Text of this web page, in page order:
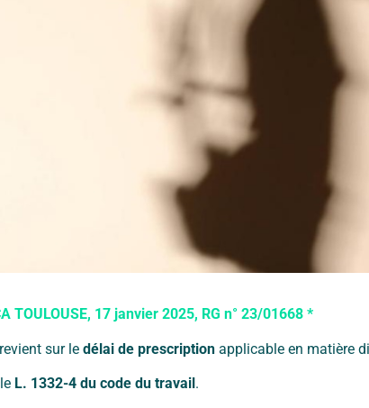
TOULOUSE, 17 janvier 2025, RG n° 23/01668 *
sur le délai de prescription applicable en matière
L. 1332-4 du code du travail.